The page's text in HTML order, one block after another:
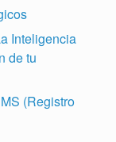
Inteligencia
de tu
(Registro